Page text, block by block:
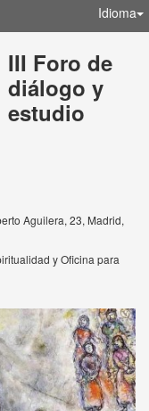
Idioma
III Foro de
diálogo y
estudio
Aguilera, 23, Madrid,
y Oficina para